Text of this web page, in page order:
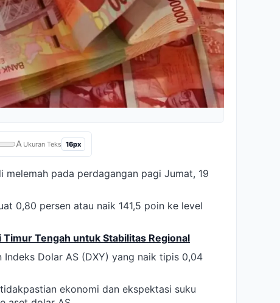
A Ukuran Teks 16px
pada perdagangan pagi Jumat, 19
0,80 persen atau naik 141,5 poin ke level
Tengah untuk Stabilitas Regional
Dolar AS (DXY) yang naik tipis 0,04
ekonomi dan ekspektasi suku